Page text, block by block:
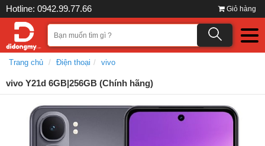
Hotline: 0942.99.77.66 Giỏ hàng
Trang chủ Điện thoại vivo
vivo Y21d 6GB|256GB (Chính hãng)